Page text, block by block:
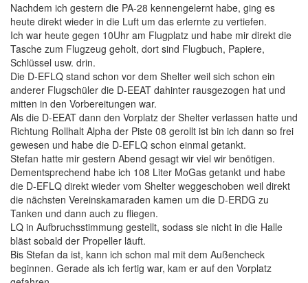
Nachdem ich gestern die PA-28 kennengelernt habe, ging es
heute direkt wieder in die Luft um das erlernte zu vertiefen.
Ich war heute gegen 10Uhr am Flugplatz und habe mir direkt die
Tasche zum Flugzeug geholt, dort sind Flugbuch, Papiere,
Schlüssel usw. drin.
Die D-EFLQ stand schon vor dem Shelter weil sich schon ein
anderer Flugschüler die D-EEAT dahinter rausgezogen hat und
mitten in den Vorbereitungen war.
Als die D-EEAT dann den Vorplatz der Shelter verlassen hatte und
Richtung Rollhalt Alpha der Piste 08 gerollt ist bin ich dann so frei
gewesen und habe die D-EFLQ schon einmal getankt.
Stefan hatte mir gestern Abend gesagt wir viel wir benötigen.
Dementsprechend habe ich 108 Liter MoGas getankt und habe
die D-EFLQ direkt wieder vom Shelter weggeschoben weil direkt
die nächsten Vereinskamaraden kamen um die D-ERDG zu
Tanken und dann auch zu fliegen.
LQ in Aufbruchsstimmung gestellt, sodass sie nicht in die Halle
bläst sobald der Propeller läuft.
Bis Stefan da ist, kann ich schon mal mit dem Außencheck
beginnen. Gerade als ich fertig war, kam er auf den Vorplatz